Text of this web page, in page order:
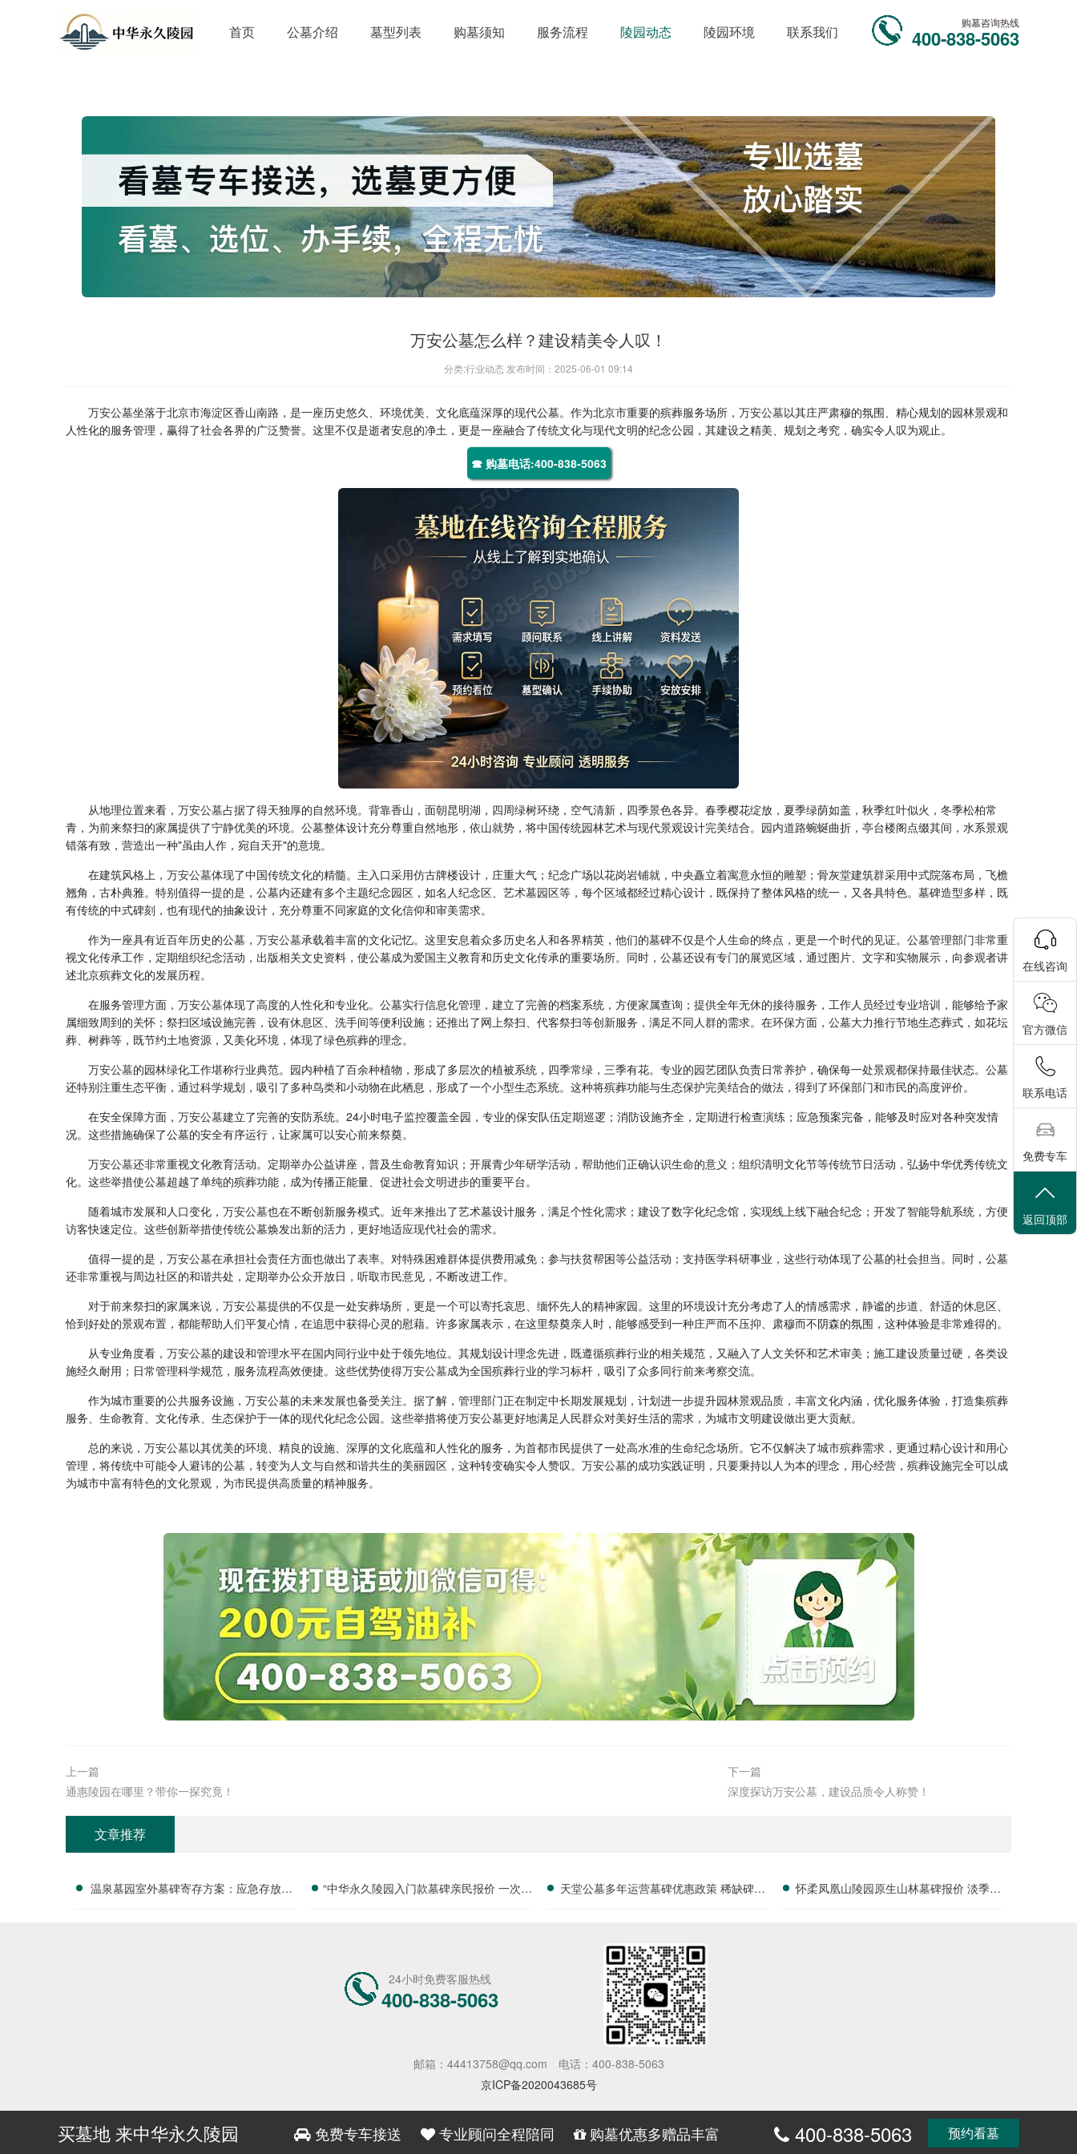
首页 公墓介绍 墓型列表 购墓须知 服务流程 陵园动态 陵园环境 联系我们
购墓咨询热线
400-838-5063
万安公墓怎么样？建设精美令人叹！
分类:行业动态 发布时间：2025-06-01 09:14
万安公墓坐落于北京市海淀区香山南路，是一座历史悠久、环境优美、文化底蕴深厚的现代公墓。作为北京市重要的殡葬服务场所， 万安公墓以其庄严肃穆的氛围、精心规划的园林景观和
人性化的服务管理，赢得了社会各界的广泛赞誉。这里不仅是逝者安息的净土，更是一座融合了传统文化与现代文明的纪念公园，其建设之精美、规划之考究，确实令人叹为观止。
☎ 购墓电话:400-838-5063
从地理位置来看， 万安公墓占据了得天独厚的自然环境。背靠香山，面朝昆明湖，四周绿树环绕，空气清新，四季景色各异。春季樱花绽放，夏季绿荫如盖，秋季红叶似火，冬季松柏常
青，为前来祭扫的家属提供了宁静优美的环境。公墓整体设计充分尊重自然地形，依山就势，将中国传统园林艺术与现代景观设计完美结合。园内道路蜿蜒曲折，亭台楼阁点缀其间，水系景观
错落有致，营造出一种"虽由人作，宛自天开"的意境。
在建筑风格上， 万安公墓体现了中国传统文化的精髓。主入口采用仿古牌楼设计，庄重大气；纪念广场以花岗岩铺就，中央矗立着寓意永恒的雕塑；骨灰堂建筑群采用中式院落布局，飞檐
翘角，古朴典雅。特别值得一提的是，公墓内还建有多个主题纪念园区，如名人纪念区、艺术墓园区等，每个区域都经过精心设计，既保持了整体风格的统一，又各具特色。墓碑造型多样，既
有传统的中式碑刻，也有现代的抽象设计，充分尊重不同家庭的文化信仰和审美需求。
作为一座具有近百年历史的公墓， 万安公墓承载着丰富的文化记忆。这里安息着众多历史名人和各界精英，他们的墓碑不仅是个人生命的终点，更是一个时代的见证。公墓管理部门非常重
视文化传承工作，定期组织纪念活动，出版相关文史资料，使公墓成为爱国主义教育和历史文化传承的重要场所。同时，公墓还设有专门的展览区域，通过图片、文字和实物展示，向参观者讲
述北京殡葬文化的发展历程。
在服务管理方面， 万安公墓体现了高度的人性化和专业化。公墓实行信息化管理，建立了完善的档案系统，方便家属查询；提供全年无休的接待服务，工作人员经过专业培训，能够给予家
属细致周到的关怀；祭扫区域设施完善，设有休息区、洗手间等便利设施；还推出了网上祭扫、代客祭扫等创新服务，满足不同人群的需求。在环保方面，公墓大力推行节地生态葬式，如花坛
葬、树葬等，既节约土地资源，又美化环境，体现了绿色殡葬的理念。
万安公墓的园林绿化工作堪称行业典范。园内种植了百余种植物，形成了多层次的植被系统，四季常绿，三季有花。专业的园艺团队负责日常养护，确保每一处景观都保持最佳状态。公墓
还特别注重生态平衡，通过科学规划，吸引了多种鸟类和小动物在此栖息，形成了一个小型生态系统。这种将殡葬功能与生态保护完美结合的做法，得到了环保部门和市民的高度评价。
在安全保障方面， 万安公墓建立了完善的安防系统。24小时电子监控覆盖全园，专业的保安队伍定期巡逻；消防设施齐全，定期进行检查演练；应急预案完备，能够及时应对各种突发情
况。这些措施确保了公墓的安全有序运行，让家属可以安心前来祭奠。
万安公墓还非常重视文化教育活动。定期举办公益讲座，普及生命教育知识；开展青少年研学活动，帮助他们正确认识生命的意义；组织清明文化节等传统节日活动，弘扬中华优秀传统文
化。这些举措使公墓超越了单纯的殡葬功能，成为传播正能量、促进社会文明进步的重要平台。
随着城市发展和人口变化， 万安公墓也在不断创新服务模式。近年来推出了艺术墓设计服务，满足个性化需求；建设了数字化纪念馆，实现线上线下融合纪念；开发了智能导航系统，方便
访客快速定位。这些创新举措使传统公墓焕发出新的活力，更好地适应现代社会的需求。
值得一提的是， 万安公墓在承担社会责任方面也做出了表率。对特殊困难群体提供费用减免；参与扶贫帮困等公益活动；支持医学科研事业，这些行动体现了公墓的社会担当。同时，公墓
还非常重视与周边社区的和谐共处，定期举办公众开放日，听取市民意见，不断改进工作。
对于前来祭扫的家属来说， 万安公墓提供的不仅是一处安葬场所，更是一个可以寄托哀思、缅怀先人的精神家园。这里的环境设计充分考虑了人的情感需求，静谧的步道、舒适的休息区、
恰到好处的景观布置，都能帮助人们平复心情，在追思中获得心灵的慰藉。许多家属表示，在这里祭奠亲人时，能够感受到一种庄严而不压抑、肃穆而不阴森的氛围，这种体验是非常难得的。
从专业角度看， 万安公墓的建设和管理水平在国内同行业中处于领先地位。其规划设计理念先进，既遵循殡葬行业的相关规范，又融入了人文关怀和艺术审美；施工建设质量过硬，各类设
施经久耐用；日常管理科学规范，服务流程高效便捷。这些优势使得万安公墓成为全国殡葬行业的学习标杆，吸引了众多同行前来考察交流。
作为城市重要的公共服务设施， 万安公墓的未来发展也备受关注。据了解，管理部门正在制定中长期发展规划，计划进一步提升园林景观品质，丰富文化内涵，优化服务体验，打造集殡葬
服务、生命教育、文化传承、生态保护于一体的现代化纪念公园。这些举措将使万安公墓更好地满足人民群众对美好生活的需求，为城市文明建设做出更大贡献。
总的来说， 万安公墓以其优美的环境、精良的设施、深厚的文化底蕴和人性化的服务，为首都市民提供了一处高水准的生命纪念场所。它不仅解决了城市殡葬需求，更通过精心设计和用心
管理，将传统中可能令人避讳的公墓，转变为人文与自然和谐共生的美丽园区，这种转变确实令人赞叹。 万安公墓的成功实践证明，只要秉持以人为本的理念，用心经营，殡葬设施完全可以成
为城市中富有特色的文化景观，为市民提供高质量的精神服务。
上一篇
通惠陵园在哪里？带你一探究竟！
下一篇
深度探访万安公墓，建设品质令人称赞！
文章推荐
温泉墓园室外墓碑寄存方案：应急存放配
“中华永久陵园入门款墓碑亲民报价 一次性
天堂公墓多年运营墓碑优惠政策 稀缺碑位
怀柔凤凰山陵园原生山林墓碑报价 淡季专
24小时免费客服热线
400-838-5063
邮箱：44413758@qq.com
电话：400-838-5063
京ICP备2020043685号
买墓地 来中华永久陵园 免费专车接送 专业顾问全程陪同 购墓优惠多赠品丰富 400-838-5063 预约看墓
在线咨询
官方微信
联系电话
免费专车
返回顶部